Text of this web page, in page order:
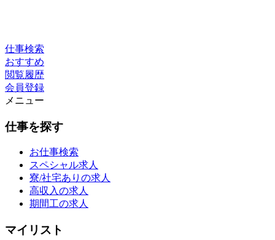
仕事検索
おすすめ
閲覧履歴
会員登録
メニュー
仕事を探す
お仕事検索
スペシャル求人
寮/社宅ありの求人
高収入の求人
期間工の求人
マイリスト